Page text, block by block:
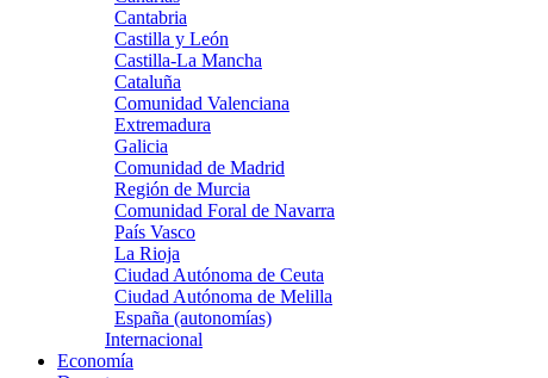
Cantabria
Castilla y León
Castilla-La Mancha
Cataluña
Comunidad Valenciana
Extremadura
Galicia
Comunidad de Madrid
Región de Murcia
Comunidad Foral de Navarra
País Vasco
La Rioja
Ciudad Autónoma de Ceuta
Ciudad Autónoma de Melilla
España (autonomías)
Internacional
Economía